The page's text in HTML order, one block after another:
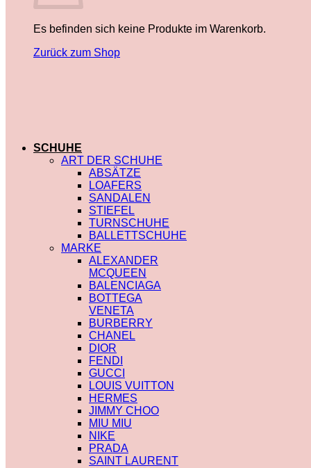
Es befinden sich keine Produkte im Warenkorb.
Zurück zum Shop
SCHUHE
ART DER SCHUHE
ABSÄTZE
LOAFERS
SANDALEN
STIEFEL
TURNSCHUHE
BALLETTSCHUHE
MARKE
ALEXANDER
MCQUEEN
BALENCIAGA
BOTTEGA
VENETA
BURBERRY
CHANEL
DIOR
FENDI
GUCCI
LOUIS VUITTON
HERMES
JIMMY CHOO
MIU MIU
NIKE
PRADA
SAINT LAURENT